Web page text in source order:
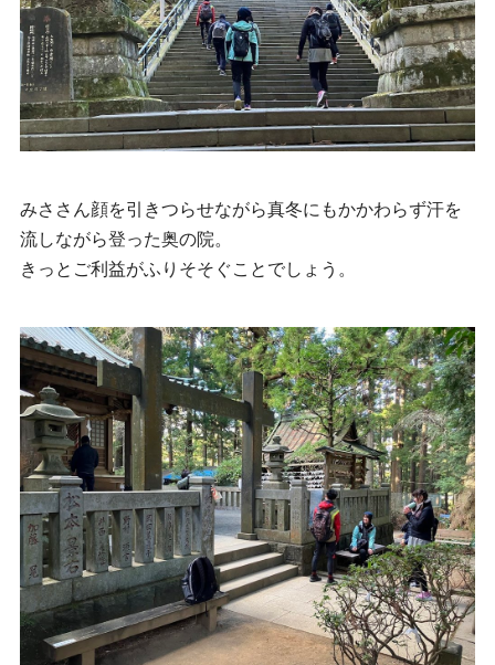
みささん顔を引きつらせながら真冬にもかかわらず汗を
流しながら登った奥の院。
きっとご利益がふりそそぐことでしょう。